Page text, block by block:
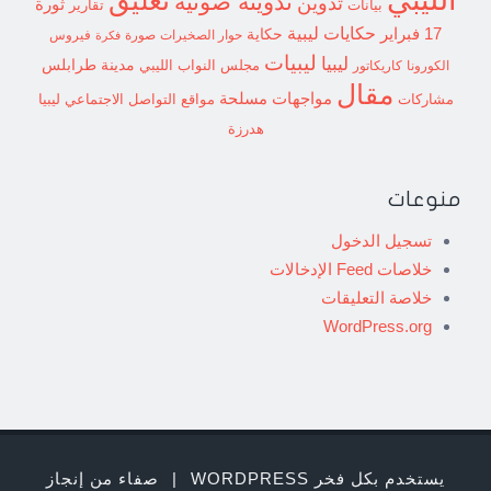
بيانات تقارير
ثورة
17 فبراير
حكايات ليبية حكاية حوار الصخيرات صورة فكرة فيروس
الكورونا كاريكاتور ليبيا ليبيات مجلس النواب الليبي مدينة طرابلس
مشاركات مقال مواجهات مسلحة مواقع التواصل الاجتماعي ليبيا
هدرزة
منوعات
تسجيل الدخول
خلاصات Feed الإدخالات
خلاصة التعليقات
WordPress.org
يستخدم بكل فخر WORDPRESS | صفاء من إنجاز